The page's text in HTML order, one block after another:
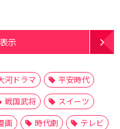
示
河ドラマ
平安時代
戦国武将
スイーツ
画 時代劇
テレビ